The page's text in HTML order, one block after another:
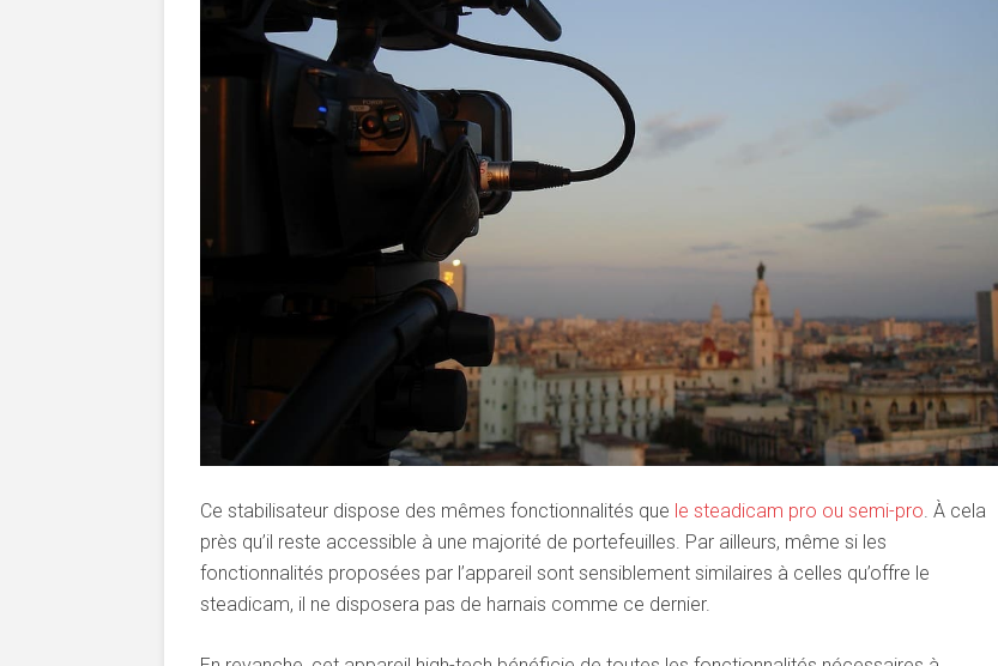
Ce stabilisateur dispose des mêmes fonctionnalités que le steadicam pro ou semi-pro. À cela
près qu’il reste accessible à une majorité de portefeuilles. Par ailleurs, même si les
fonctionnalités proposées par l’appareil sont sensiblement similaires à celles qu’offre le
steadicam, il ne disposera pas de harnais comme ce dernier.